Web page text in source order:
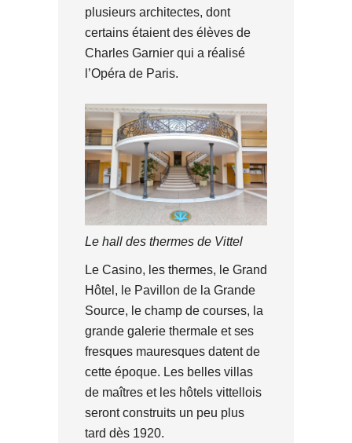
plusieurs architectes, dont
certains étaient des élèves de
Charles Garnier qui a réalisé
l’Opéra de Paris.
Le hall des thermes de Vittel
Le Casino, les thermes, le Grand
Hôtel, le Pavillon de la Grande
Source, le champ de courses, la
grande galerie thermale et ses
fresques mauresques datent de
cette époque. Les belles villas
de maîtres et les hôtels vittellois
seront construits un peu plus
tard dès 1920.